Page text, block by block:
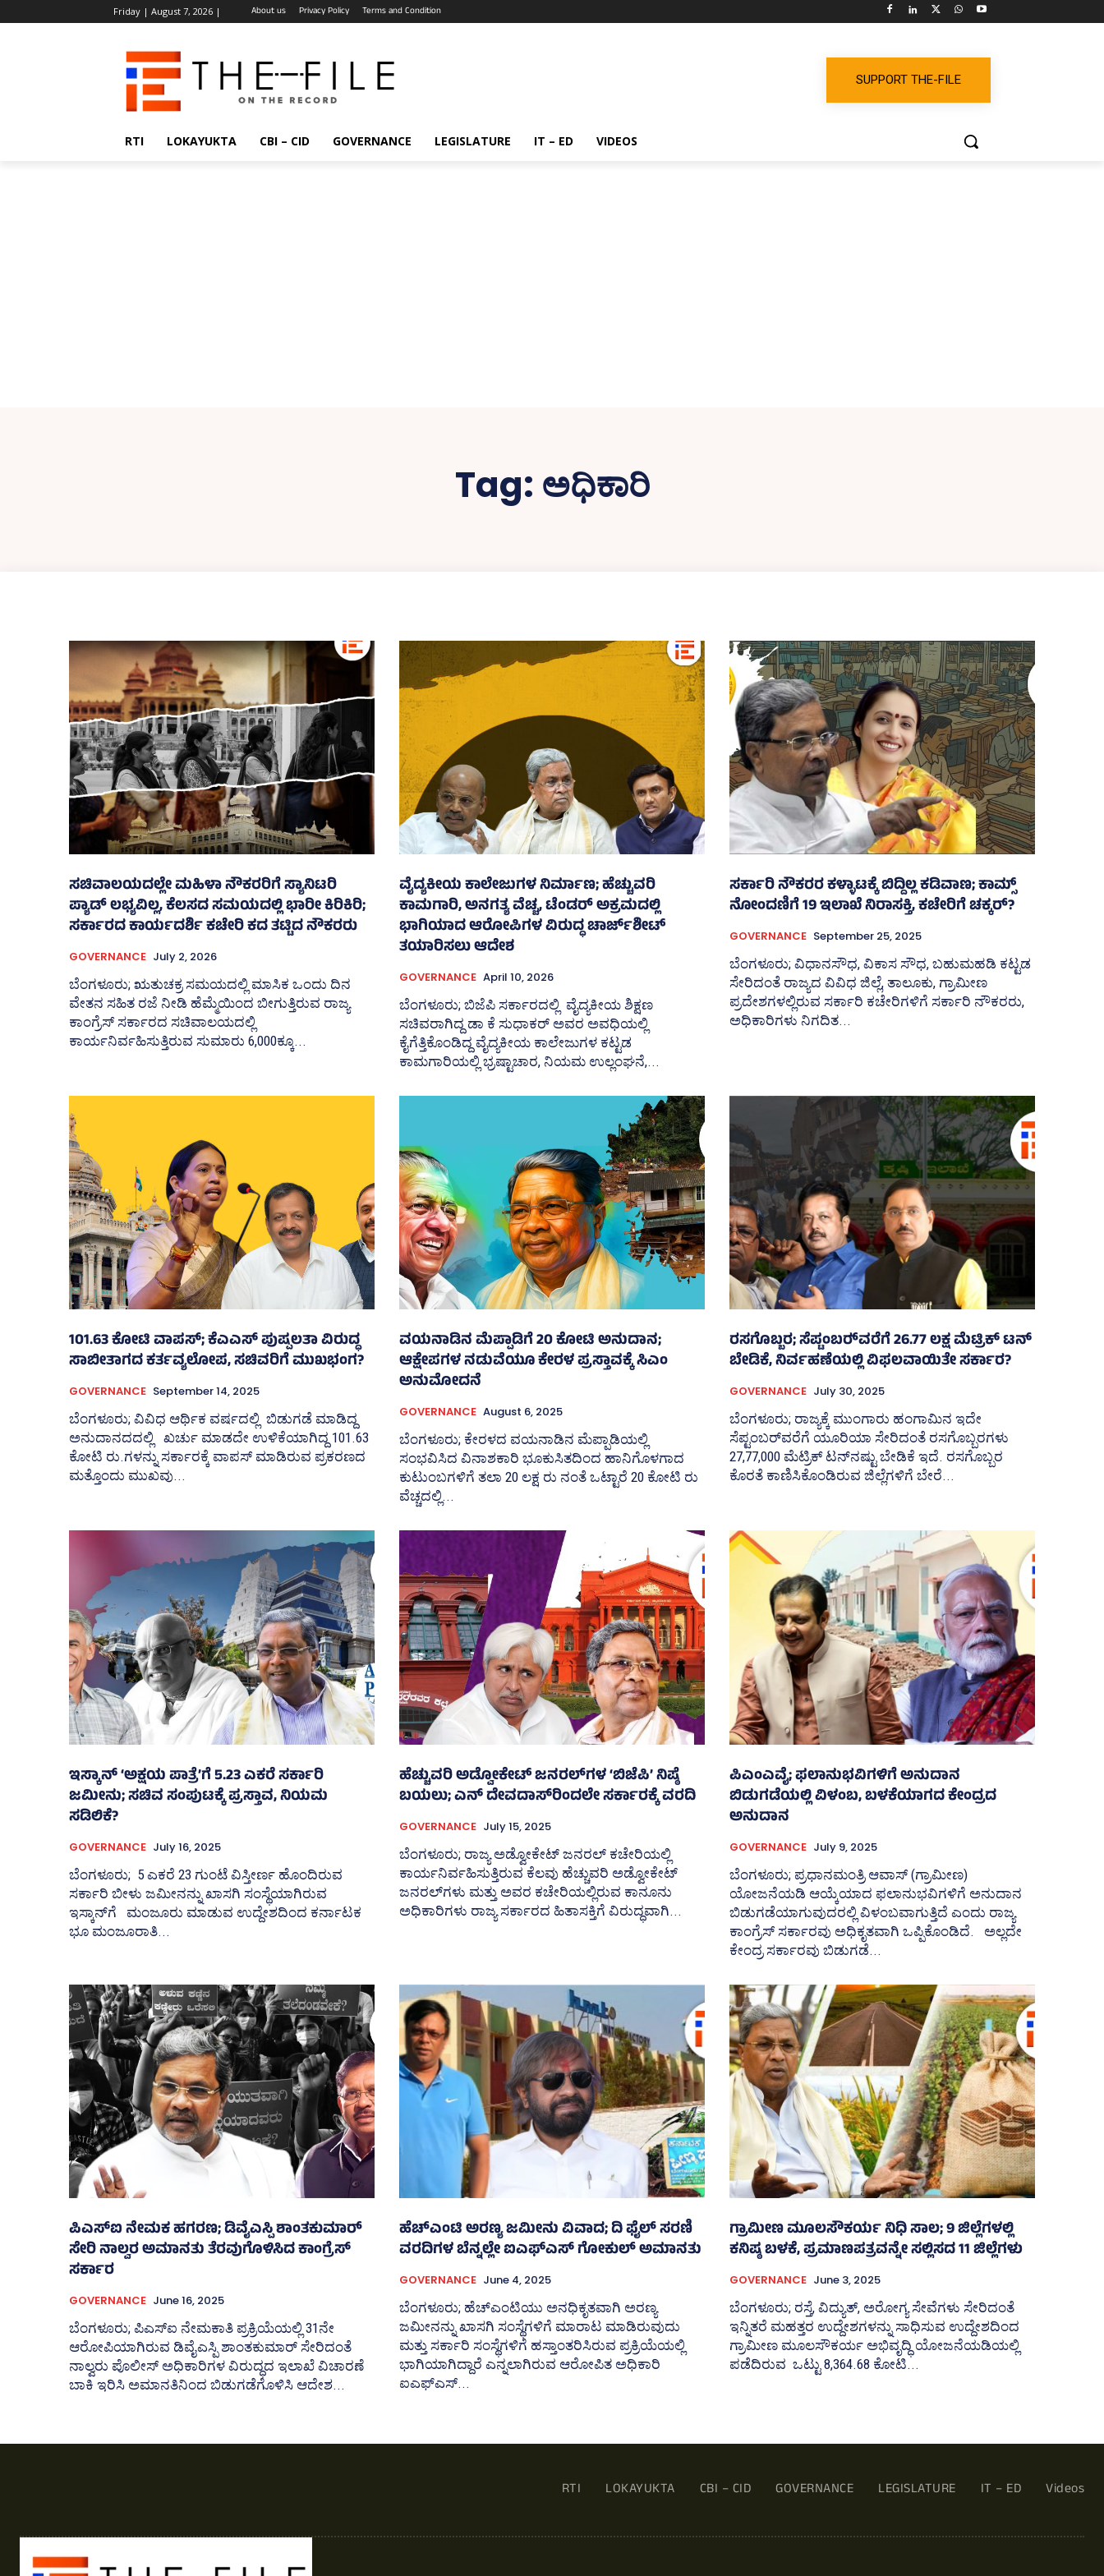
Friday | August 7, 2026 | About us Privacy Policy Terms and Condition
SUPPORT THE-FILE
RTI LOKAYUKTA CBI – CID GOVERNANCE LEGISLATURE IT – ED VIDEOS
Tag: ಅಧಿಕಾರಿ
ಸಚಿವಾಲಯದಲ್ಲೇ ಮಹಿಳಾ ನೌಕರರಿಗೆ ಸ್ಯಾನಿಟರಿ
ಪ್ಯಾಡ್‌ ಲಭ್ಯವಿಲ್ಲ, ಕೆಲಸದ ಸಮಯದಲ್ಲಿ ಭಾರೀ ಕಿರಿಕಿರಿ;
ಸರ್ಕಾರದ ಕಾರ್ಯದರ್ಶಿ ಕಚೇರಿ ಕದ ತಟ್ಟಿದ ನೌಕರರು
GOVERNANCE July 2, 2026
ಬೆಂಗಳೂರು; ಋತುಚಕ್ರ ಸಮಯದಲ್ಲಿ ಮಾಸಿಕ ಒಂದು ದಿನ
ವೇತನ ಸಹಿತ ರಜೆ ನೀಡಿ ಹೆಮ್ಮೆಯಿಂದ ಬೀಗುತ್ತಿರುವ ರಾಜ್ಯ
ಕಾಂಗ್ರೆಸ್‌ ಸರ್ಕಾರದ ಸಚಿವಾಲಯದಲ್ಲಿ
ಕಾರ್ಯನಿರ್ವಹಿಸುತ್ತಿರುವ ಸುಮಾರು 6,000ಕ್ಕೂ...
ವೈದ್ಯಕೀಯ ಕಾಲೇಜುಗಳ ನಿರ್ಮಾಣ; ಹೆಚ್ಚುವರಿ
ಕಾಮಗಾರಿ, ಅನಗತ್ಯ ವೆಚ್ಚ, ಟೆಂಡರ್ ಅಕ್ರಮದಲ್ಲಿ
ಭಾಗಿಯಾದ ಆರೋಪಿಗಳ ವಿರುದ್ಧ ಚಾರ್ಜ್‌ಶೀಟ್‌
ತಯಾರಿಸಲು ಆದೇಶ
GOVERNANCE April 10, 2026
ಬೆಂಗಳೂರು; ಬಿಜೆಪಿ ಸರ್ಕಾರದಲ್ಲಿ ವೈದ್ಯಕೀಯ ಶಿಕ್ಷಣ
ಸಚಿವರಾಗಿದ್ದ ಡಾ ಕೆ ಸುಧಾಕರ್ ಅವರ ಅವಧಿಯಲ್ಲಿ
ಕೈಗೆತ್ತಿಕೊಂಡಿದ್ದ ವೈದ್ಯಕೀಯ ಕಾಲೇಜುಗಳ ಕಟ್ಟಡ
ಕಾಮಗಾರಿಯಲ್ಲಿ ಭ್ರಷ್ಟಾಚಾರ, ನಿಯಮ ಉಲ್ಲಂಘನೆ,...
ಸರ್ಕಾರಿ ನೌಕರರ ಕಳ್ಳಾಟಕ್ಕೆ ಬಿದ್ದಿಲ್ಲ ಕಡಿವಾಣ; ಕಾಮ್ಸ್‌
ನೋಂದಣಿಗೆ 19 ಇಲಾಖೆ ನಿರಾಸಕ್ತಿ, ಕಚೇರಿಗೆ ಚಕ್ಕರ್?
GOVERNANCE September 25, 2025
ಬೆಂಗಳೂರು; ವಿಧಾನಸೌಧ, ವಿಕಾಸ ಸೌಧ, ಬಹುಮಹಡಿ ಕಟ್ಟಡ
ಸೇರಿದಂತೆ ರಾಜ್ಯದ ವಿವಿಧ ಜಿಲ್ಲೆ, ತಾಲೂಕು, ಗ್ರಾಮೀಣ
ಪ್ರದೇಶಗಳಲ್ಲಿರುವ ಸರ್ಕಾರಿ ಕಚೇರಿಗಳಿಗೆ ಸರ್ಕಾರಿ ನೌಕರರು,
ಅಧಿಕಾರಿಗಳು ನಿಗದಿತ...
101.63 ಕೋಟಿ ವಾಪಸ್‌; ಕೆಎಎಸ್‌ ಪುಷ್ಪಲತಾ ವಿರುದ್ಧ
ಸಾಬೀತಾಗದ ಕರ್ತವ್ಯಲೋಪ, ಸಚಿವರಿಗೆ ಮುಖಭಂಗ?
GOVERNANCE September 14, 2025
ಬೆಂಗಳೂರು; ವಿವಿಧ ಆರ್ಥಿಕ ವರ್ಷದಲ್ಲಿ ಬಿಡುಗಡೆ ಮಾಡಿದ್ದ
ಅನುದಾನದದಲ್ಲಿ ಖರ್ಚು ಮಾಡದೇ ಉಳಿಕೆಯಾಗಿದ್ದ 101.63
ಕೋಟಿ ರು.ಗಳನ್ನು ಸರ್ಕಾರಕ್ಕೆ ವಾಪಸ್‌ ಮಾಡಿರುವ ಪ್ರಕರಣದ
ಮತ್ತೊಂದು ಮುಖವು...
ವಯನಾಡಿನ ಮೆಪ್ಪಾಡಿಗೆ 20 ಕೋಟಿ ಅನುದಾನ;
ಆಕ್ಷೇಪಗಳ ನಡುವೆಯೂ ಕೇರಳ ಪ್ರಸ್ತಾವಕ್ಕೆ ಸಿಎಂ
ಅನುಮೋದನೆ
GOVERNANCE August 6, 2025
ಬೆಂಗಳೂರು; ಕೇರಳದ ವಯನಾಡಿನ ಮೆಪ್ಪಾಡಿಯಲ್ಲಿ
ಸಂಭವಿಸಿದ ವಿನಾಶಕಾರಿ ಭೂಕುಸಿತದಿಂದ ಹಾನಿಗೊಳಗಾದ
ಕುಟುಂಬಗಳಿಗೆ ತಲಾ 20 ಲಕ್ಷ ರು ನಂತೆ ಒಟ್ಟಾರೆ 20 ಕೋಟಿ ರು
ವೆಚ್ಚದಲ್ಲಿ...
ರಸಗೊಬ್ಬರ; ಸೆಪ್ಟಂಬರ್‍‌ವರೆಗೆ 26.77 ಲಕ್ಷ ಮೆಟ್ರಿಕ್‌ ಟನ್
ಬೇಡಿಕೆ, ನಿರ್ವಹಣೆಯಲ್ಲಿ ವಿಫಲವಾಯಿತೇ ಸರ್ಕಾರ?
GOVERNANCE July 30, 2025
ಬೆಂಗಳೂರು; ರಾಜ್ಯಕ್ಕೆ ಮುಂಗಾರು ಹಂಗಾಮಿನ ಇದೇ
ಸೆಪ್ಟಂಬರ್‍‌ವರೆಗೆ ಯೂರಿಯಾ ಸೇರಿದಂತೆ ರಸಗೊಬ್ಬರಗಳು
27,77,000 ಮೆಟ್ರಿಕ್‌ ಟನ್‌ನಷ್ಟು ಬೇಡಿಕೆ ಇದೆ. ರಸಗೊಬ್ಬರ
ಕೊರತೆ ಕಾಣಿಸಿಕೊಂಡಿರುವ ಜಿಲ್ಲೆಗಳಿಗೆ ಬೇರೆ...
ಇಸ್ಕಾನ್‌ ‘ಅಕ್ಷಯ ಪಾತ್ರೆ’ಗೆ 5.23 ಎಕರೆ ಸರ್ಕಾರಿ
ಜಮೀನು; ಸಚಿವ ಸಂಪುಟಕ್ಕೆ ಪ್ರಸ್ತಾವ, ನಿಯಮ
ಸಡಿಲಿಕೆ?
GOVERNANCE July 16, 2025
ಬೆಂಗಳೂರು; 5 ಎಕರೆ 23 ಗುಂಟೆ ವಿಸ್ತೀರ್ಣ ಹೊಂದಿರುವ
ಸರ್ಕಾರಿ ಬೀಳು ಜಮೀನನ್ನು ಖಾಸಗಿ ಸಂಸ್ಥೆಯಾಗಿರುವ
ಇಸ್ಕಾನ್‌ಗೆ ಮಂಜೂರು ಮಾಡುವ ಉದ್ದೇಶದಿಂದ ಕರ್ನಾಟಕ
ಭೂ ಮಂಜೂರಾತಿ...
ಹೆಚ್ಚುವರಿ ಅಡ್ವೋಕೇಟ್‌ ಜನರಲ್‌ಗಳ ‘ಬಿಜೆಪಿ’ ನಿಷ್ಠೆ
ಬಯಲು; ಎನ್‌ ದೇವದಾಸ್‌ರಿಂದಲೇ ಸರ್ಕಾರಕ್ಕೆ ವರದಿ
GOVERNANCE July 15, 2025
ಬೆಂಗಳೂರು; ರಾಜ್ಯ ಅಡ್ವೋಕೇಟ್ ಜನರಲ್ ಕಚೇರಿಯಲ್ಲಿ
ಕಾರ್ಯನಿರ್ವಹಿಸುತ್ತಿರುವ ಕೆಲವು ಹೆಚ್ಚುವರಿ ಅಡ್ವೋಕೇಟ್‌
ಜನರಲ್‌ಗಳು ಮತ್ತು ಅವರ ಕಚೇರಿಯಲ್ಲಿರುವ ಕಾನೂನು
ಅಧಿಕಾರಿಗಳು ರಾಜ್ಯ ಸರ್ಕಾರದ ಹಿತಾಸಕ್ತಿಗೆ ವಿರುದ್ಧವಾಗಿ...
ಪಿಎಂಎವೈ; ಫಲಾನುಭವಿಗಳಿಗೆ ಅನುದಾನ
ಬಿಡುಗಡೆಯಲ್ಲಿ ವಿಳಂಬ, ಬಳಕೆಯಾಗದ ಕೇಂದ್ರದ
ಅನುದಾನ
GOVERNANCE July 9, 2025
ಬೆಂಗಳೂರು; ಪ್ರಧಾನಮಂತ್ರಿ ಆವಾಸ್‌ (ಗ್ರಾಮೀಣ)
ಯೋಜನೆಯಡಿ ಆಯ್ಕೆಯಾದ ಫಲಾನುಭವಿಗಳಿಗೆ ಅನುದಾನ
ಬಿಡುಗಡೆಯಾಗುವುದರಲ್ಲಿ ವಿಳಂಬವಾಗುತ್ತಿದೆ ಎಂದು ರಾಜ್ಯ
ಕಾಂಗ್ರೆಸ್‌ ಸರ್ಕಾರವು ಅಧಿಕೃತವಾಗಿ ಒಪ್ಪಿಕೊಂಡಿದೆ. ಅಲ್ಲದೇ
ಕೇಂದ್ರ ಸರ್ಕಾರವು ಬಿಡುಗಡೆ...
ಪಿಎಸ್‌ಐ ನೇಮಕ ಹಗರಣ; ಡಿವೈಎಸ್ಪಿ ಶಾಂತಕುಮಾರ್
ಸೇರಿ ನಾಲ್ವರ ಅಮಾನತು ತೆರವುಗೊಳಿಸಿದ ಕಾಂಗ್ರೆಸ್‌
ಸರ್ಕಾರ
GOVERNANCE June 16, 2025
ಬೆಂಗಳೂರು; ಪಿಎಸ್‌ಐ ನೇಮಕಾತಿ ಪ್ರಕ್ರಿಯೆಯಲ್ಲಿ 31ನೇ
ಆರೋಪಿಯಾಗಿರುವ ಡಿವೈಎಸ್ಪಿ ಶಾಂತಕುಮಾರ್ ಸೇರಿದಂತೆ
ನಾಲ್ವರು ಪೊಲೀಸ್‌ ಅಧಿಕಾರಿಗಳ ವಿರುದ್ಧದ ಇಲಾಖೆ ವಿಚಾರಣೆ
ಬಾಕಿ ಇರಿಸಿ ಅಮಾನತಿನಿಂದ ಬಿಡುಗಡೆಗೊಳಿಸಿ ಆದೇಶ...
ಹೆಚ್‌ಎಂಟಿ ಅರಣ್ಯ ಜಮೀನು ವಿವಾದ; ದಿ ಫೈಲ್‌ ಸರಣಿ
ವರದಿಗಳ ಬೆನ್ನಲ್ಲೇ ಐಎಫ್‌ಎಸ್‌ ಗೋಕುಲ್‌ ಅಮಾನತು
GOVERNANCE June 4, 2025
ಬೆಂಗಳೂರು; ಹೆಚ್‌ಎಂಟಿಯು ಅನಧಿಕೃತವಾಗಿ ಅರಣ್ಯ
ಜಮೀನನ್ನು ಖಾಸಗಿ ಸಂಸ್ಥೆಗಳಿಗೆ ಮಾರಾಟ ಮಾಡಿರುವುದು
ಮತ್ತು ಸರ್ಕಾರಿ ಸಂಸ್ಥೆಗಳಿಗೆ ಹಸ್ತಾಂತರಿಸಿರುವ ಪ್ರಕ್ರಿಯೆಯಲ್ಲಿ
ಭಾಗಿಯಾಗಿದ್ದಾರೆ ಎನ್ನಲಾಗಿರುವ ಆರೋಪಿತ ಅಧಿಕಾರಿ
ಐಎಫ್‌ಎಸ್‌...
ಗ್ರಾಮೀಣ ಮೂಲಸೌಕರ್ಯ ನಿಧಿ ಸಾಲ; 9 ಜಿಲ್ಲೆಗಳಲ್ಲಿ
ಕನಿಷ್ಠ ಬಳಕೆ, ಪ್ರಮಾಣಪತ್ರವನ್ನೇ ಸಲ್ಲಿಸದ 11 ಜಿಲ್ಲೆಗಳು
GOVERNANCE June 3, 2025
ಬೆಂಗಳೂರು; ರಸ್ತೆ, ವಿದ್ಯುತ್‌, ಅರೋಗ್ಯ ಸೇವೆಗಳು ಸೇರಿದಂತೆ
ಇನ್ನಿತರೆ ಮಹತ್ತರ ಉದ್ದೇಶಗಳನ್ನು ಸಾಧಿಸುವ ಉದ್ದೇಶದಿಂದ
ಗ್ರಾಮೀಣ ಮೂಲಸೌಕರ್ಯ ಅಭಿವೃದ್ಧಿ ಯೋಜನೆಯಡಿಯಲ್ಲಿ
ಪಡೆದಿರುವ ಒಟ್ಟು 8,364.68 ಕೋಟಿ...
RTI LOKAYUKTA CBI – CID GOVERNANCE LEGISLATURE IT – ED Videos